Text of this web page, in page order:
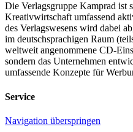
Die Verlagsgruppe Kamprad ist
Kreativwirtschaft umfassend
des Verlagswesens wird dabei
im deutschsprachigen Raum
weltweit angenommene CD-
sondern das Unternehmen
umfassende Konzepte für
Service
Navigation überspringen